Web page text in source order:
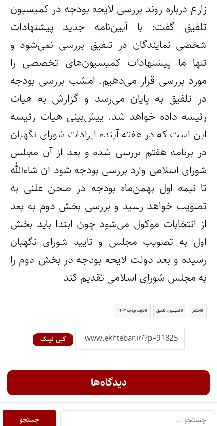
زارع درباره روند بررسی لایحه بودجه در کمیسیون
تلفیق گفت: با آیین‌نامه جدید پیشنهادات
شخصی نمایندگان در تلفیق بررسی نمی‌شود و
تنها ما پیشنهادات کمیسیون‌های تخصصی را
مورد بررسی قرار می‌دهیم. امشب بررسی بودجه
در تلفیق به پایان می‌رسد و گزارش به هیات
رئیسه داده خواهد شد. پیش‌بینی هیات رئیسه
این است که در هفته آینده ایرادات شورای نگهبان
در برنامه هفتم بررسی شده و بعد از آن مجلس
شورای اسلامی وارد بررسی بودجه شود ان شاءالله
تا نیمه اول بهمن‌ماه بودجه در صحن علنی به
تصویب خواهد رسید و بررسی بخش دوم به بعد
از انتخابات موکول می‌شود چون ابتدا باید بخش
اول به تصویب مجلس و تایید شورای نگهبان
رسیده و بعد دولت لایحه بودجه در بخش دوم را
به مجلس شورای اسلامی تقدیم کند.
اختبار کمیسیون تلفیق لایحه بودجه ۱۴۰۳
کپی لینک
دیدگاه‌ها